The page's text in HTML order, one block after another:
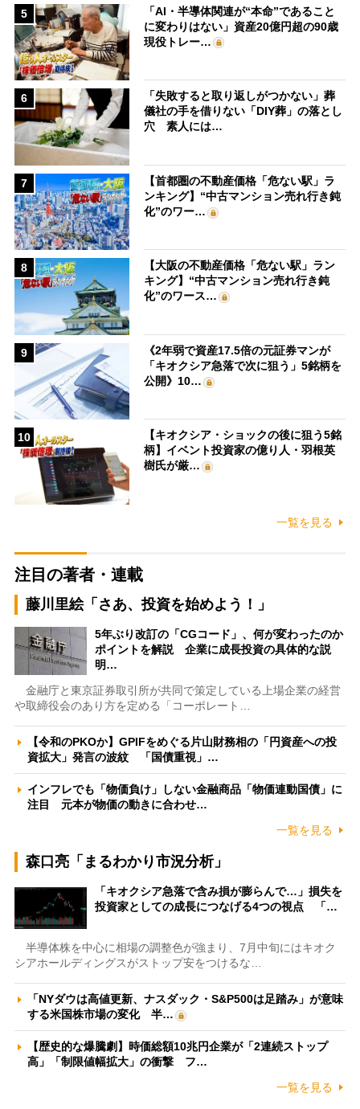
5
「AI・半導体関連が“本命”であること
に変わりはない」資産20億円超の90歳
現役トレー…
6
「失敗すると取り返しがつかない」葬
儀社の手を借りない「DIY葬」の落とし
穴 素人には…
7
【首都圏の不動産価格「危ない駅」ラ
ンキング】“中古マンション売れ行き鈍
化”のワー…
8
【大阪の不動産価格「危ない駅」ラン
キング】“中古マンション売れ行き鈍
化”のワース…
9
《2年弱で資産17.5倍の元証券マンが
「キオクシア急落で次に狙う」5銘柄を
公開》10…
10
【キオクシア・ショックの後に狙う5銘
柄】イベント投資家の億り人・羽根英
樹氏が厳…
一覧を見る
注目の著者・連載
藤川里絵「さあ、投資を始めよう！」
5年ぶり改訂の「CGコード」、何が変わったのか
ポイントを解説 企業に成長投資の具体的な説
明…
金融庁と東京証券取引所が共同で策定している上場企業の経営
や取締役会のあり方を定める「コーポレート…
【令和のPKOか】GPIFをめぐる片山財務相の「円資産への投
資拡大」発言の波紋 「国債重視」…
インフレでも「物価負け」しない金融商品「物価連動国債」に
注目 元本が物価の動きに合わせ…
一覧を見る
森口亮「まるわかり市況分析」
「キオクシア急落で含み損が膨らんで…」損失を
投資家としての成長につなげる4つの視点 「…
半導体株を中心に相場の調整色が強まり、7月中旬にはキオク
シアホールディングスがストップ安をつけるな…
「NYダウは高値更新、ナスダック・S&P500は足踏み」が意味
する米国株市場の変化 半…
【歴史的な爆騰劇】時価総額10兆円企業が「2連続ストップ
高」「制限値幅拡大」の衝撃 フ…
一覧を見る